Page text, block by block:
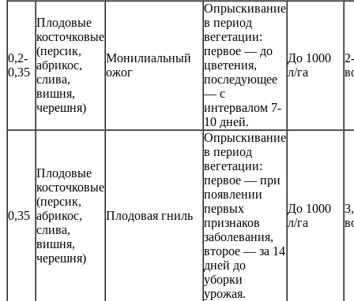
0,2-
0,35
Плодовые
косточковые
(персик,
абрикос,
слива,
вишня,
черешня)
Монилиальный
ожог
Опрыскивание
в период
вегетации:
первое — до
цветения,
последующее
— с
интервалом 7-
10 дней.
До 1000
л/га
0,35
Плодовые
косточковые
(персик,
абрикос,
слива,
вишня,
черешня)
Плодовая гниль
Опрыскивание
в период
вегетации:
первое — при
появлении
первых
признаков
заболевания,
второе — за 14
дней до
уборки
урожая.
До 1000
л/га